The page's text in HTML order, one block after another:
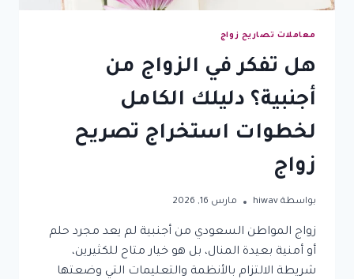
معاملات تصاريح زواج
هل تفكر في الزواج من
أجنبية؟ دليلك الكامل
لخطوات استخراج تصريح
زواج
بواسطة hiwav مارس 16, 2026
زواج المواطن السعودي من أجنبية لم يعد مجرد حلم
أو أمنية بعيدة المنال، بل هو خيار متاح للكثيرين،
شريطة الالتزام بالأنظمة والتعليمات التي وضعتها